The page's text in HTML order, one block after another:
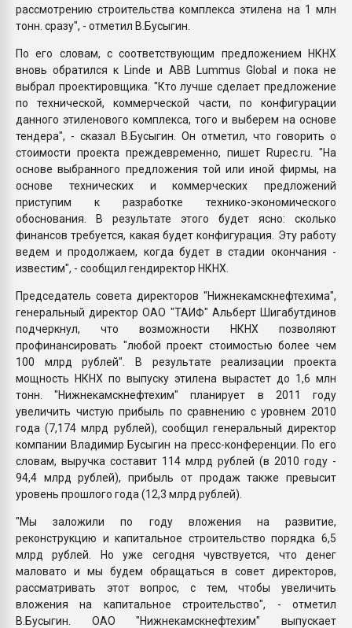
рассмотрению строительства комплекса этилена на 1 млн
тонн. cразу", - отметил В.Бусыгин.
По его словам, с соответствующим предложением НКНХ
вновь обратился к Linde и ABB Lummus Global и пока не
выбрал проектировщика. "Кто лучше сделает предложение
по технической, коммерческой части, по конфигурации
данного этиленового комплекса, того и выберем на основе
тендера", - сказал В.Бусыгин. Он отметил, что говорить о
стоимости проекта преждевременно, пишет Rupec.ru. "На
основе выбранного предложения той или иной фирмы, на
основе технических и коммерческих предложений
приступим к разработке технико-экономического
обоснования. В результате этого будет ясно: сколько
финансов требуется, какая будет конфигурация. Эту работу
ведем и продолжаем, когда будет в стадии окончания -
известим", - сообщил гендиректор НКНХ.
Председатель совета директоров "Нижнекамскнефтехима",
генеральный директор ОАО "ТАИФ" Альберт Шигабутдинов
подчеркнул, что возможности НКНХ позволяют
профинансировать "любой проект стоимостью более чем
100 млрд рублей". В результате реализации проекта
мощность НКНХ по выпуску этилена вырастет до 1,6 млн
тонн. "Нижнекамскнефтехим" планирует в 2011 году
увеличить чистую прибыль по сравнению с уровнем 2010
года (7,174 млрд рублей), сообщил генеральный директор
компании Владимир Бусыгин на пресс-конференции. По его
словам, выручка составит 114 млрд рублей (в 2010 году -
94,4 млрд рублей), прибыль от продаж также превысит
уровень прошлого года (12,3 млрд рублей).
"Мы заложили по году вложения на развитие,
реконструкцию и капитальное строительство порядка 6,5
млрд рублей. Но уже сегодня чувствуется, что денег
маловато и мы будем обращаться в совет директоров,
рассматривать этот вопрос, с тем, чтобы увеличить
вложения на капитальное строительство", - отметил
В.Бусыгин. ОАО "Нижнекамскнефтехим" выпускает